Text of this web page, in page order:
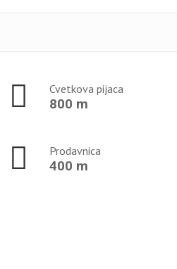
Cvetkova pijaca
800 m
Prodavnica
400 m